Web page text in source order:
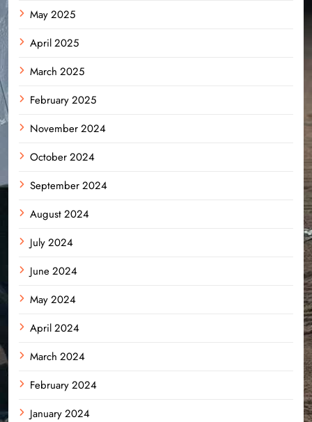
May 2025
April 2025
March 2025
February 2025
November 2024
October 2024
September 2024
August 2024
July 2024
June 2024
May 2024
April 2024
March 2024
February 2024
January 2024